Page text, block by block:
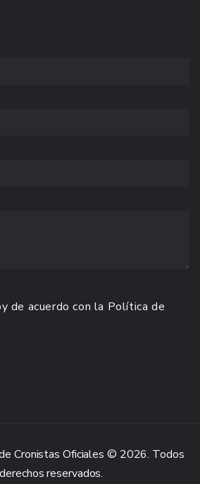
de acuerdo con la Política de
Cronistas Oficiales © 2026. Todos
reservados.